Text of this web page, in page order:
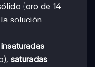
(oro de 14
solución
insaturadas
saturadas